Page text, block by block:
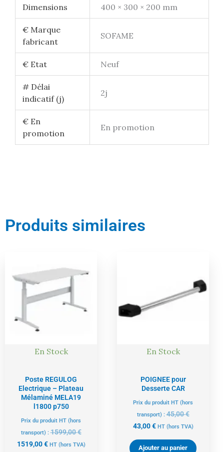
Dimensions 400 × 300 × 200 mm
€ Marque
fabricant
SOFAME
€ Etat Neuf
# Délai
indicatif (j)
2j
€ En
promotion
En promotion
Produits similaires
En Stock
Poste REGULOG
Electrique – Plateau
Mélaminé MELA19
l1800 p750
Prix du produit HT (hors
transport) :1599,00€
1519,00€
prix
actuel
est :
1519,00 €.
HT (hors TVA)
En Stock
POIGNEE pour
Desserte CAR
Prix du produit HT (hors
transport) :45,00€
initial
était :
43,00€
43,00 €.
HT (hors TVA)
Ajouter au panier